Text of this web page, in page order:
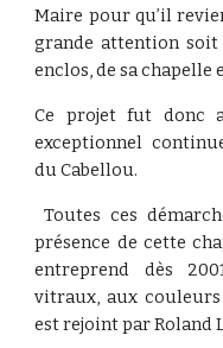
Maire pour qu’il
grande attention
enclos, de sa chapelle
Ce projet fut donc
exceptionnel
du Cabellou.
Toutes ces
présence de cette
entreprend dès
vitraux, aux
est rejoint par Roland